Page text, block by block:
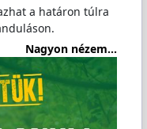
a határon túlra
Nagyon nézem...